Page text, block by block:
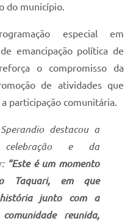
do município.
especial em
emancipação política de
o compromisso da
de atividades que
participação comunitária.
destacou a
e da
“Este é um momento
Taquari, em que
história junto com a
reunida,